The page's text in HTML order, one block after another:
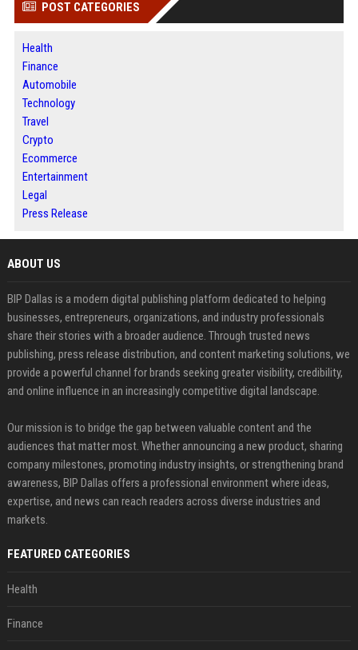
POST CATEGORIES
Health
Finance
Automobile
Technology
Travel
Crypto
Ecommerce
Entertainment
Legal
Press Release
ABOUT US
BIP Dallas is a modern digital publishing platform dedicated to helping
businesses, entrepreneurs, organizations, and industry professionals
share their stories with a broader audience. Through trusted news
publishing, press release distribution, and content marketing solutions, we
provide a powerful channel for brands seeking greater visibility, credibility,
and online influence in an increasingly competitive digital landscape.
Our mission is to bridge the gap between valuable content and the
audiences that matter most. Whether announcing a new product, sharing
company milestones, promoting industry insights, or strengthening brand
awareness, BIP Dallas offers a professional environment where ideas,
expertise, and news can reach readers across diverse industries and
markets.
FEATURED CATEGORIES
Health
Finance